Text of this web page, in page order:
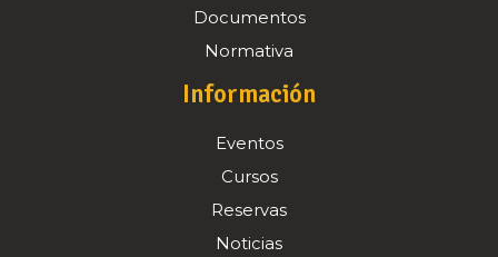
Documentos
Normativa
Información
Eventos
Cursos
Reservas
Noticias